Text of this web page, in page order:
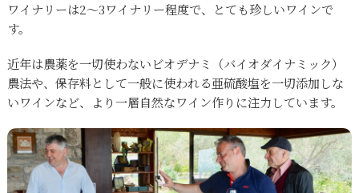
ワイナリーは2～3ワイナリー程度で、とても珍しいワインで
す。
近年は農薬を一切使わないビオデナミ（バイオダイナミック）
農法や、保存料として一般に使われる亜硫酸塩を一切添加しな
いワインなど、より一層自然なワイン作りに注力しています。